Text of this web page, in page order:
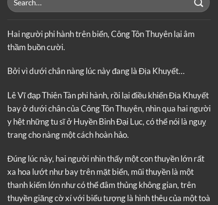
Hai người phi hành trên biển, Công Tôn Thuyên lại âm
thầm buồn cười.
Bởi vì dưới chân nàng lúc này đang là Địa Khuyết…
Lê Vĩ đạp Thiên Tàn phi hành, rồi lại điều khiển Địa Khuyết
bay ở dưới chân của Công Tôn Thuyên, nhìn qua hai người
y hệt những tu sĩ ở Huyền Binh Đại Lục, có thể nói là nguỵ
trang cho nàng một cách hoàn hảo.
Đúng lúc này, hai người nhìn thấy một con thuyền lớn rất
xa hoa lướt như bay trên mặt biển, mũi thuyền là một
thanh kiếm lớn như có thể đâm thủng không gian, trên
thuyền giăng cờ xí với biểu tượng là hình thêu của một toà